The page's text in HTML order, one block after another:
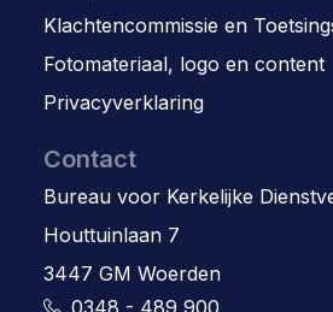
Klachtencommissie en
Fotomateriaal, logo en content
Privacyverklaring
Contact
Bureau voor Kerkelijke
Houttuinlaan 7
3447 GM Woerden
0348 - 489 900